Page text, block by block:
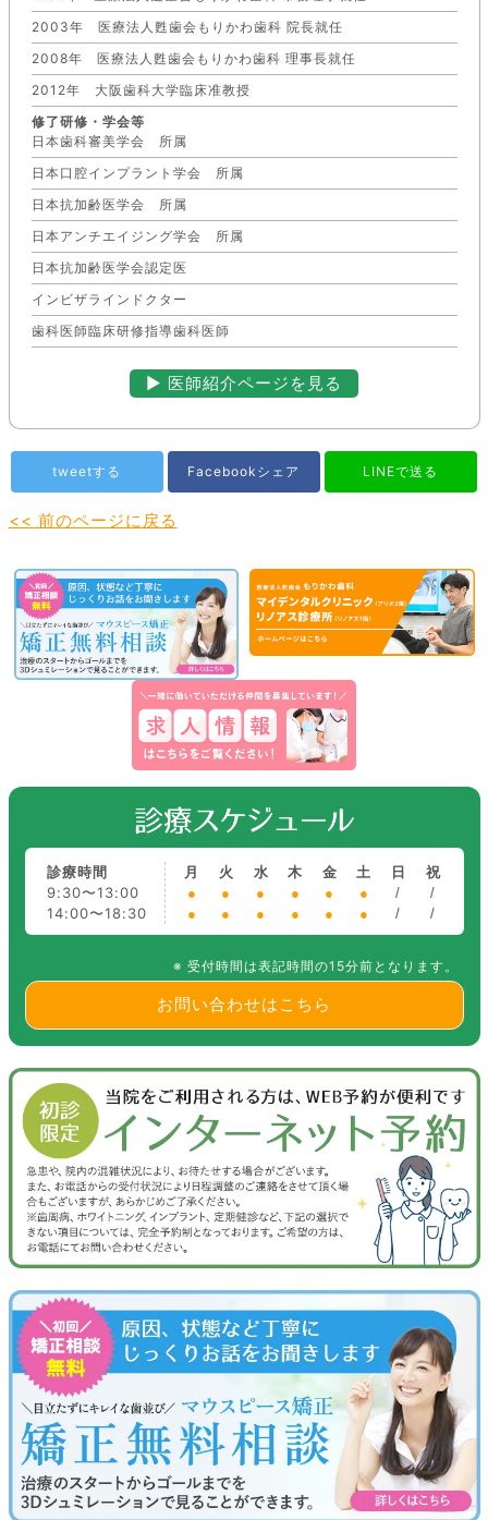
2003年 医療法人甦歯会もりかわ歯科 院長就任
2008年 医療法人甦歯会もりかわ歯科 理事長就任
2012年 大阪歯科大学臨床准教授
修了研修・学会等
日本歯科審美学会 所属
日本口腔インプラント学会 所属
日本抗加齢医学会 所属
日本アンチエイジング学会 所属
日本抗加齢医学会認定医
インビザラインドクター
歯科医師臨床研修指導歯科医師
▶︎ 医師紹介ページを見る
tweetする Facebookシェア LINEで送る
<< 前のページに戻る
診療時間
9:30〜13:00
14:00〜18:30
月
●
●
火
●
●
水
●
●
木
●
●
金
●
●
土
●
●
日
/
/
祝
/
/
※ 受付時間は表記時間の15分前となります。
お問い合わせはこちら